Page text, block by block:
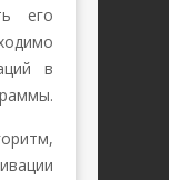
его
в